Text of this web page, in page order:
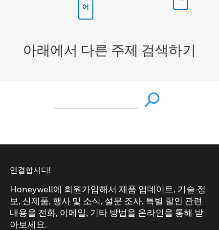
어
아래에서 다른 주제 검색하기
연결합시다!
Honeywell에 회원가입해서 제품 업데이트, 기술 정
보, 신제품, 행사 및 소식, 설문 조사, 특별 할인 관련
내용을 전화, 이메일, 기타 방법을 온라인을 통해 받
아보세요.